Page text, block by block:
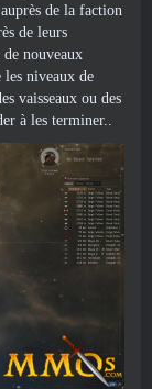
de la faction
de leurs
nouveaux
les niveaux de
vaisseaux ou des
à les terminer..